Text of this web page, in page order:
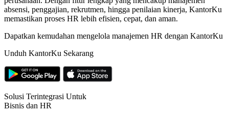
absensi, penggajian, rekrutmen, hingga penilaian kinerja, KantorKu
memastikan proses HR lebih efisien, cepat, dan aman.
Dapatkan kemudahan mengelola manajemen HR dengan KantorKu
Unduh KantorKu Sekarang
Solusi Terintegrasi Untuk
Bisnis dan HR